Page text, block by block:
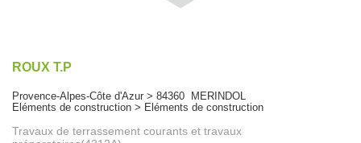
ROUX T.P
Provence-Alpes-Côte d'Azur > 84360 MERINDOL
Eléments de construction > Eléments de construction
Travaux de terrassement courants et travaux